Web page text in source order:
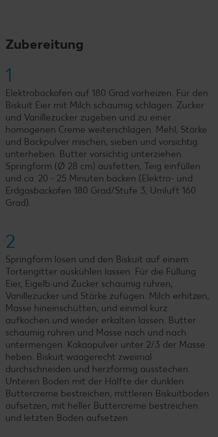
Zubereitung
1
Elektrobackofen auf 180 Grad vorheizen. Für den
Biskuit Eier mit Milch schaumig schlagen. Zucker
und Vanillezucker zugeben und zu einer
homogenen Creme weiterschlagen. Mehl, Stärke
und Backpulver mischen, sieben und vorsichtig
unterheben. Butter vorsichtig unterziehen.
Springform (Ø 28 cm) ausfetten, Teig einfüllen
und ca. 20 - 25 Minuten backen (Elektro- und
Erdgasbackofen 180 Grad/Stufe 3, Umluft 160
Grad).
2
Springform lösen und den Biskuit auf einem
Tortengitter auskühlen lassen. Für die Füllung
Eier, Eigelb und Zucker schaumig rühren,
Vanillezucker und Stärke zufügen. Milch erhitzen,
Masse hineinschütten, und einmal kurz
aufkochen und wieder erkalten lassen. Butter
schaumig rühren und Masse nach und nach
untermengen. Kakaopulver unter 2/3 der Masse
heben. Biskuit waagerecht zweimal
durchschneiden und herzförmig ausstechen.
Unteren Boden mit der Hälfte der dunklen
Buttercreme bestreichen, mittleren Biskuitboden
aufsetzen, mit heller Buttercreme bestreichen
und letzten Boden aufsetzen.